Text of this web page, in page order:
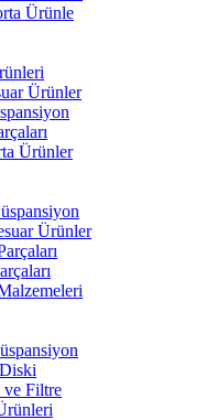
Ürünle
Ürünler
Ürünler
Ürünler
ve Filtre